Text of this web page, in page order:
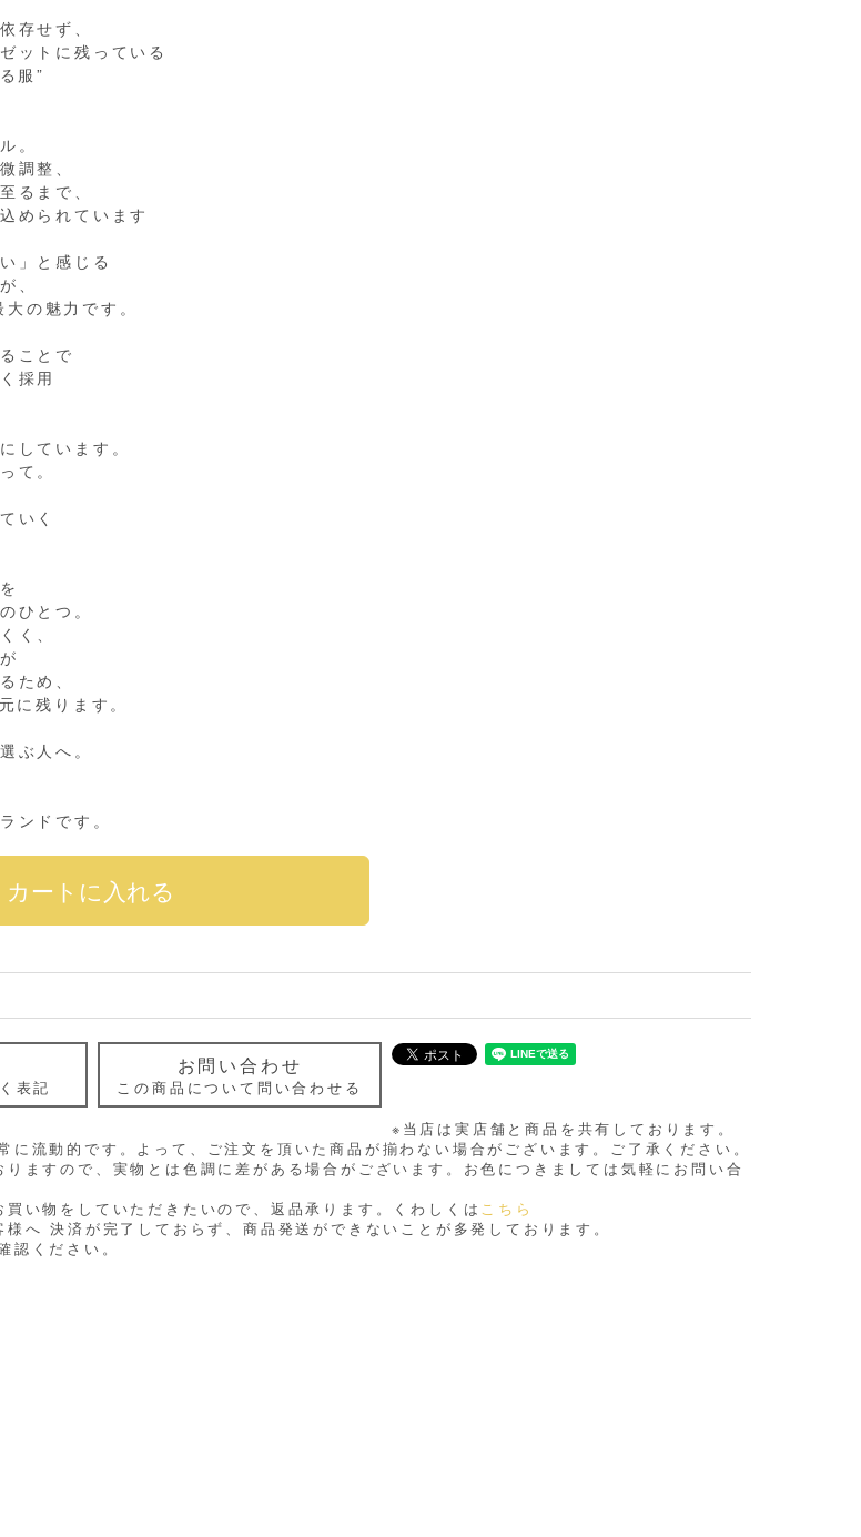
存せず、
ットに残っている
服”
。
調整、
るまで、
められています
」と感じる
、
の魅力です。
ことで
採用
しています。
て。
いく
ひとつ。
く、
ため、
に残ります。
ぶ人へ。
ンドです。
表記
お問い合わせ
この商品について問い合わせる
※当店は実店舗と商品を共有しております。
に流動的です。よって、ご注文を頂いた商品が揃わない場合がございます。ご了承ください。
ますので、実物とは色調に差がある場合がございます。お色につきましては気軽にお問い合
い物をしていただきたいので、返品承ります。くわしくは こちら
へ 決済が完了しておらず、商品発送ができないことが多発しております。
認ください。